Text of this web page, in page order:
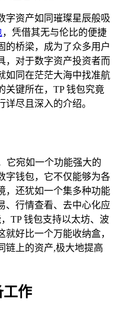
字资产如同璀璨星辰般吸
，凭借其无与伦比的便捷
的桥梁，成为了众多用户
，对于数字资产投资者而
如同在茫茫大海中找准航
关键所在，TP 钱包究竟
尽且深入的介绍。
它宛如一个功能强大的
字钱包，它不仅能够为各
，还犹如一个集多种功能
、行情查看、去中心化应
TP 钱包支持以太坊、波
好比一个万能收纳盒，
链上的资产,极大地提高
工作